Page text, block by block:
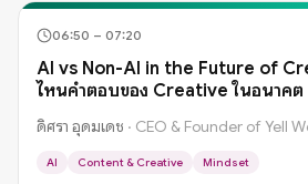
06:50 – 07:20
AI vs Non-AI in the Future of
ไหนคำตอบของ Creative ในอนาคต
ดิศรา อุดมเดช · CEO & Founder of Yell
AI Content & Creative Mindset